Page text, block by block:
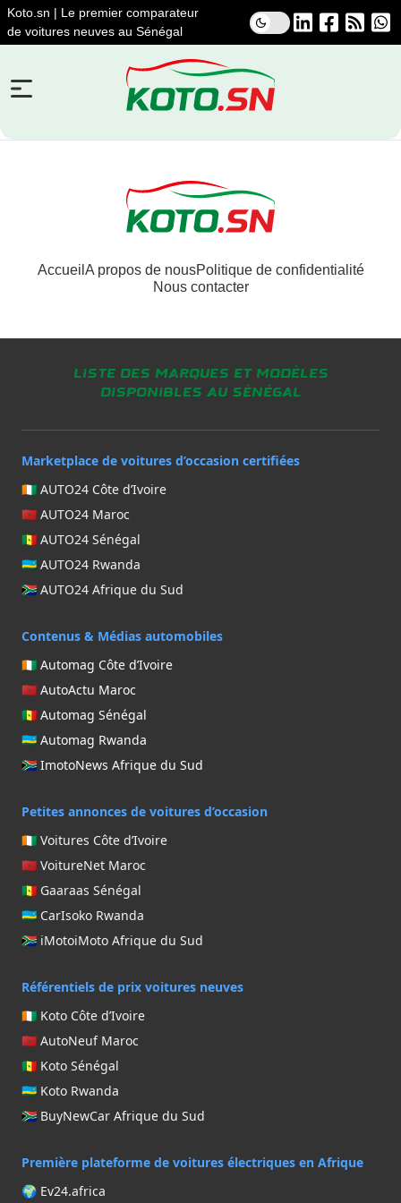
Koto.sn | Le premier comparateur
de voitures neuves au Sénégal
Accueil A propos de nousPolitique de confidentialité
Nous contacter
Liste des marques et modèles
disponibles au Sénégal
Marketplace de voitures d’occasion certifiées
🇨🇮 AUTO24 Côte d’Ivoire
🇲🇦 AUTO24 Maroc
🇸🇳 AUTO24 Sénégal
🇷🇼 AUTO24 Rwanda
🇿🇦 AUTO24 Afrique du Sud
Contenus & Médias automobiles
🇨🇮 Automag Côte d’Ivoire
🇲🇦 AutoActu Maroc
🇸🇳 Automag Sénégal
🇷🇼 Automag Rwanda
🇿🇦 ImotoNews Afrique du Sud
Petites annonces de voitures d’occasion
🇨🇮 Voitures Côte d’Ivoire
🇲🇦 VoitureNet Maroc
🇸🇳 Gaaraas Sénégal
🇷🇼 CarIsoko Rwanda
🇿🇦 iMotoiMoto Afrique du Sud
Référentiels de prix voitures neuves
🇨🇮 Koto Côte d’Ivoire
🇲🇦 AutoNeuf Maroc
🇸🇳 Koto Sénégal
🇷🇼 Koto Rwanda
🇿🇦 BuyNewCar Afrique du Sud
Première plateforme de voitures électriques en Afrique
🌍 Ev24.africa